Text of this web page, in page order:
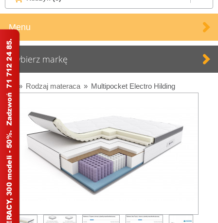
Menu
Wybierz markę
Start » Rodzaj materaca » Multipocket Electro Hilding